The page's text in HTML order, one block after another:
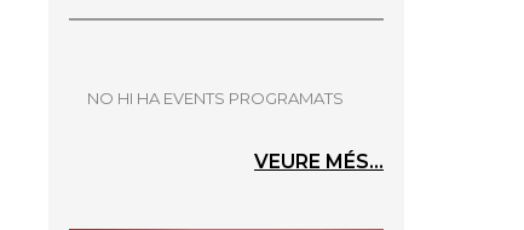
NO HI HA EVENTS PROGRAMATS
VEURE MÉS...